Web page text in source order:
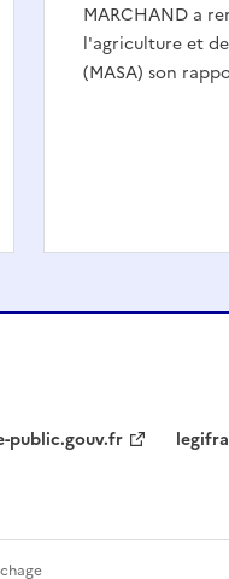
MARCHAND a
l'agriculture et
(MASA) son
public.gouv.fr